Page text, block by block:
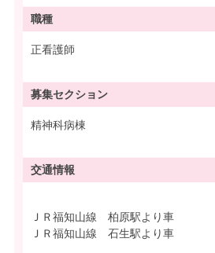
職種
正看護師
募集セクション
精神科病棟
交通情報
ＪＲ福知山線 柏原駅より車
ＪＲ福知山線 石生駅より車